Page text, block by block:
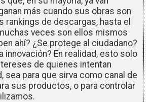
más cuando sus obras son
rankings de descargas, hasta el
veces son ellos mismos
ahí? ¿Se protege al ciudadano?
innovación? En realidad, esto solo
de quienes intentan
sea para que sirva como canal de
sus productos, o para controlar